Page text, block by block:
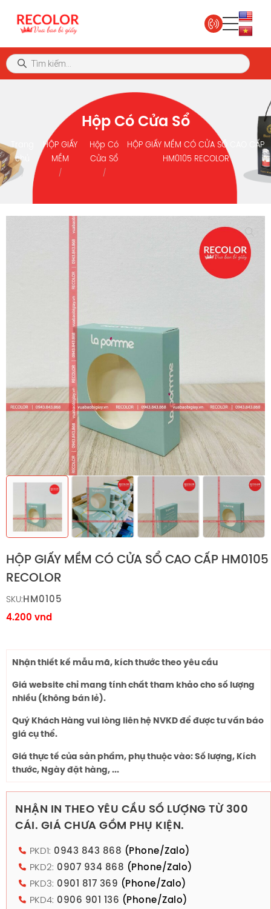
Hộp Có Cửa Sổ
Trang
chủ
HỘP GIẤY
MỀM
Hộp Có
Cửa Sổ
HỘP GIẤY MỀM CÓ CỬA SỔ CAO CẤP
HM0105 RECOLOR
HỘP GIẤY MỀM CÓ CỬA SỔ CAO CẤP HM0105
RECOLOR
SKU:HM0105
4.200 vnd
Nhận thiết kế mẫu mã, kích thước theo yêu cầu
Giá website chỉ mang tính chất tham khảo cho số lượng
nhiều (không bán lẻ).
Quý Khách Hàng vui lòng liên hệ NVKD để được tư vấn báo
giá cụ thể.
Giá thực tế của sản phẩm, phụ thuộc vào: Số lượng, Kích
thước, Ngày đặt hàng, ...
NHẬN IN THEO YÊU CẦU SỐ LƯỢNG TỪ 300
CÁI. GIÁ CHƯA GỒM PHỤ KIỆN.
PKD1: 0943 843 868 (Phone/Zalo)
PKD2: 0907 934 868 (Phone/Zalo)
PKD3: 0901 817 369 (Phone/Zalo)
PKD4: 0906 901 136 (Phone/Zalo)